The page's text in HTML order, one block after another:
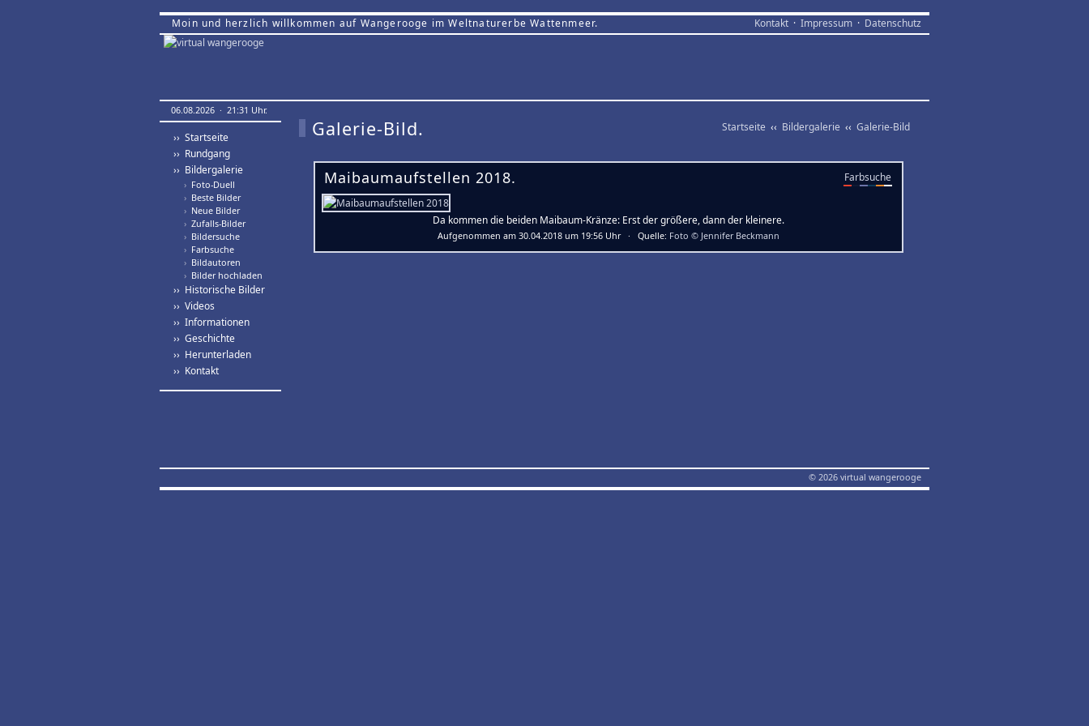
Moin und herzlich willkommen auf Wangerooge im Weltnaturerbe Wattenmeer. Kontakt · Impressum · Datenschutz
06.08.2026 · 21:31 Uhr.
›› Startseite
›› Rundgang
›› Bildergalerie
› Foto-Duell
› Beste Bilder
› Neue Bilder
› Zufalls-Bilder
› Bildersuche
› Farbsuche
› Bildautoren
› Bilder hochladen
›› Historische Bilder
›› Videos
›› Informationen
›› Geschichte
›› Herunterladen
›› Kontakt
Startseite ‹‹ Bildergalerie ‹‹ Galerie-Bild
Galerie-Bild.
Farbsuche
Maibaumaufstellen 2018.
Da kommen die beiden Maibaum-Kränze: Erst der größere, dann der kleinere.
Aufgenommen am 30.04.2018 um 19:56 Uhr · Quelle: Foto © Jennifer Beckmann
© 2026 virtual wangerooge